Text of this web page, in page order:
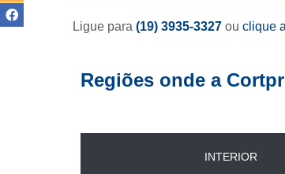
Ligue para (19) 3935-3327 ou clique
Regiões onde a
INTERIOR